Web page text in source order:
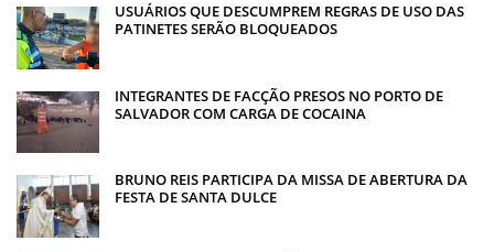
USUÁRIOS QUE DESCUMPREM REGRAS DE USO DAS
PATINETES SERÃO BLOQUEADOS
INTEGRANTES DE FACÇÃO PRESOS NO PORTO DE
SALVADOR COM CARGA DE COCAINA
BRUNO REIS PARTICIPA DA MISSA DE ABERTURA DA
FESTA DE SANTA DULCE